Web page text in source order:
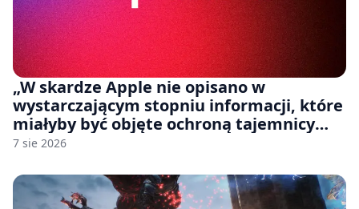
„W skardze Apple nie opisano w
wystarczającym stopniu informacji, które
miałyby być objęte ochroną tajemnicy
handlowej”. OpenAI żąda odrzucenia
7 sie 2026